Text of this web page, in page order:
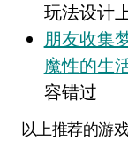
玩法设计
朋友收集
魔性的生
容错过
以上推荐的游